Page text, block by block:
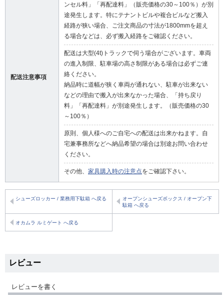
配送注意事項
ンセル料」「再配達料」（販売価格の30～100％）が別
途発生します。特にテナントビルや複合ビルなど搬入
経路が狭い場合、ご注文商品の寸法が1800mmを超え
る場合などは、必ず搬入経路をご確認ください。
配送は大型(4t)トラックで伺う場合がございます。車両
の進入制限、駐車場の高さ制限がある場合は必ずご連
絡ください。
納品時に道幅が狭く車両が通れない、駐車が出来ない
などの理由で搬入が出来なかった場合、「持ち戻り
料」「再配達料」が別途発生します。（販売価格の30
～100％）
原則、個人様へのご自宅への配送は出来かねます。自
宅兼事務所などへ納品希望の場合は別途お問い合わせ
ください。
その他、 家具購入時の注意点をご確認下さい。
シューズロッカー / 業務用下駄箱 へ戻る
オープンシューズボックス / オープン下
駄箱 へ戻る
オカムラ ルミゲート へ戻る
レビュー
レビューを書く